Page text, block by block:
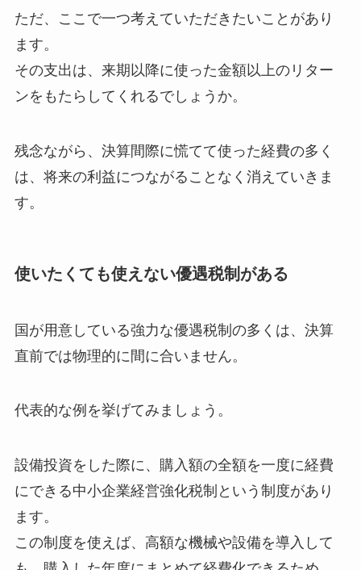
ただ、ここで一つ考えていただきたいことがあり
ます。
その支出は、来期以降に使った金額以上のリター
ンをもたらしてくれるでしょうか。
残念ながら、決算間際に慌てて使った経費の多く
は、将来の利益につながることなく消えていきま
す。
使いたくても使えない優遇税制がある
国が用意している強力な優遇税制の多くは、決算
直前では物理的に間に合いません。
代表的な例を挙げてみましょう。
設備投資をした際に、購入額の全額を一度に経費
にできる中小企業経営強化税制という制度があり
ます。
この制度を使えば、高額な機械や設備を導入して